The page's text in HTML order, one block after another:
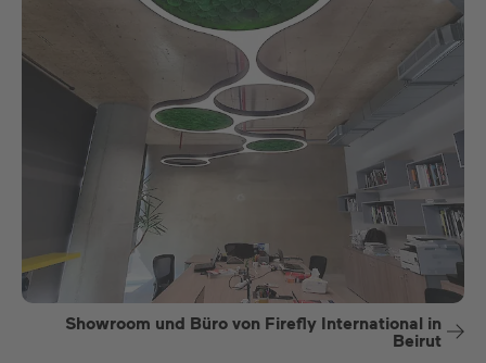
Showroom und Büro von Firefly International in
Beirut